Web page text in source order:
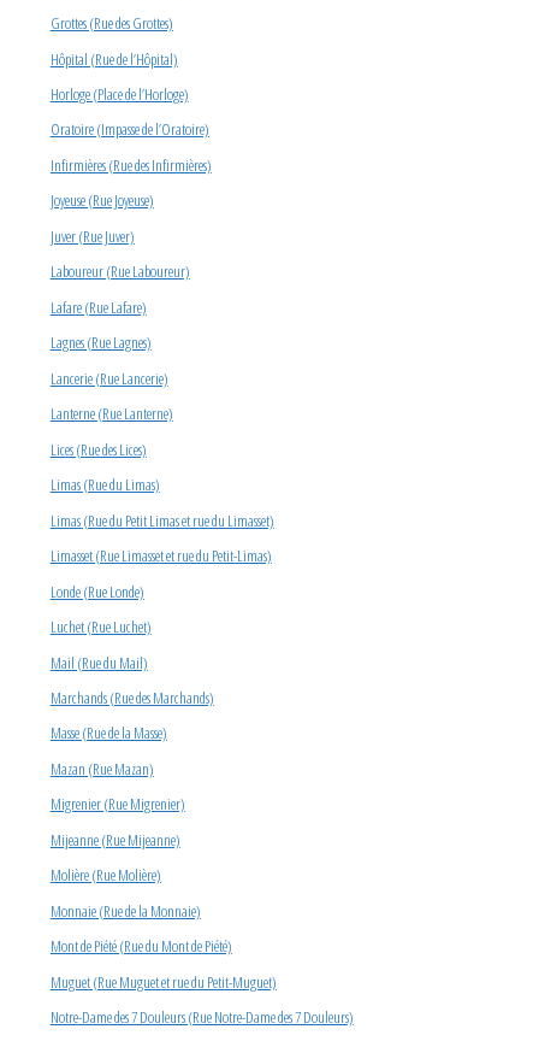
Grottes (Rue des Grottes)
Hôpital (Rue de l’Hôpital)
Horloge (Place de l’Horloge)
Oratoire (Impasse de l’Oratoire)
Infirmières (Rue des Infirmières)
Joyeuse (Rue Joyeuse)
Juver (Rue Juver)
Laboureur (Rue Laboureur)
Lafare (Rue Lafare)
Lagnes (Rue Lagnes)
Lancerie (Rue Lancerie)
Lanterne (Rue Lanterne)
Lices (Rue des Lices)
Limas (Rue du Limas)
Limas (Rue du Petit Limas et rue du Limasset)
Limasset (Rue Limasset et rue du Petit-Limas)
Londe (Rue Londe)
Luchet (Rue Luchet)
Mail (Rue du Mail)
Marchands (Rue des Marchands)
Masse (Rue de la Masse)
Mazan (Rue Mazan)
Migrenier (Rue Migrenier)
Mijeanne (Rue Mijeanne)
Molière (Rue Molière)
Monnaie (Rue de la Monnaie)
Mont de Piété (Rue du Mont de Piété)
Muguet (Rue Muguet et rue du Petit-Muguet)
Notre-Dame des 7 Douleurs (Rue Notre-Dame des 7 Douleurs)